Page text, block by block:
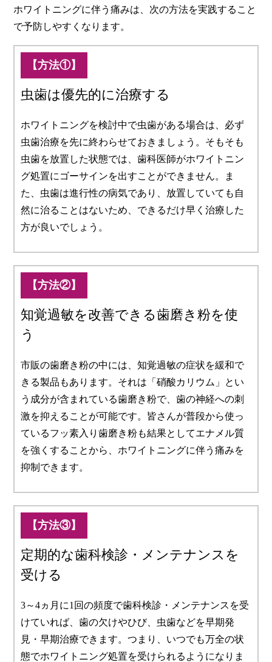
ホワイトニングに伴う痛みは、次の方法を実践すること
で予防しやすくなります。
【方法①】
虫歯は優先的に治療する
ホワイトニングを検討中で虫歯がある場合は、必ず
虫歯治療を先に終わらせておきましょう。そもそも
虫歯を放置した状態では、歯科医師がホワイトニン
グ処置にゴーサインを出すことができません。ま
た、虫歯は進行性の病気であり、放置していても自
然に治ることはないため、できるだけ早く治療した
方が良いでしょう。
【方法②】
知覚過敏を改善できる歯磨き粉を使
う
市販の歯磨き粉の中には、知覚過敏の症状を緩和で
きる製品もあります。それは「硝酸カリウム」とい
う成分が含まれている歯磨き粉で、歯の神経への刺
激を抑えることが可能です。皆さんが普段から使っ
ているフッ素入り歯磨き粉も結果としてエナメル質
を強くすることから、ホワイトニングに伴う痛みを
抑制できます。
【方法③】
定期的な歯科検診・メンテナンスを
受ける
3～4ヵ月に1回の頻度で歯科検診・メンテナンスを受
けていれば、歯の欠けやひび、虫歯などを早期発
見・早期治療できます。つまり、いつでも万全の状
態でホワイトニング処置を受けられるようになりま